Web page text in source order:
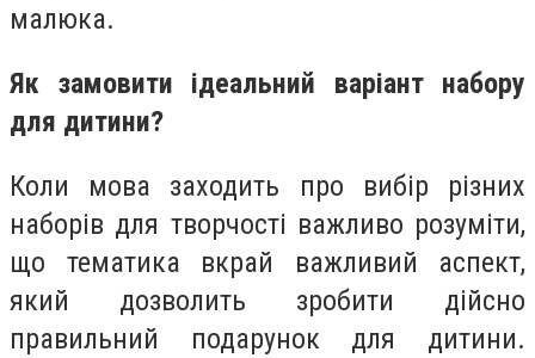
малюка.
Як замовити ідеальний варіант набору
для дитини?
Коли мова заходить про вибір різних
наборів для творчості важливо розуміти,
що тематика вкрай важливий аспект,
який дозволить зробити дійсно
правильний подарунок для дитини.